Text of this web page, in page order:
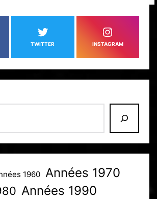
TWITTER INSTAGRAM
1960 Années 1970
Années 1990